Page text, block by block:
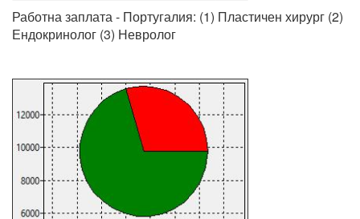
Работна заплата - Португалия: (1) Пластичен хирург (2)
Ендокринолог (3) Невролог